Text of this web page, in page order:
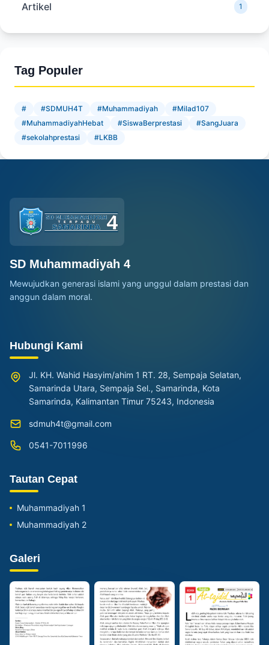
Artikel 1
Tag Populer
# #SDMUH4T #Muhammadiyah
#Milad107
#MuhammadiyahHebat
#SiswaBerprestasi
#SangJuara
#sekolahprestasi
#LKBB
SD Muhammadiyah 4
Mewujudkan generasi islami yang unggul dalam prestasi dan
anggun dalam moral.
Hubungi Kami
Jl. KH. Wahid Hasyim/ahim 1 RT. 28, Sempaja Selatan,
Samarinda Utara, Sempaja Sel., Samarinda, Kota
Samarinda, Kalimantan Timur 75243, Indonesia
sdmuh4t@gmail.com
0541-7011996
Tautan Cepat
Muhammadiyah 1
Muhammadiyah 2
Galeri